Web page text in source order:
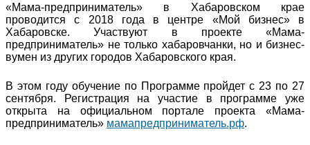
«Мама-предприниматель» в Хабаровском крае
проводится с 2018 года в центре «Мой бизнес» в
Хабаровске. Участвуют в проекте «Мама-
предприниматель» не только хабаровчанки, но и бизнес-
вумен из других городов Хабаровского края.
В этом году обучение по Программе пройдет с 23 по 27
сентября. Регистрация на участие в программе уже
открыта на официальном портале проекта «Мама-
предприниматель» мамапредприниматель.рф.